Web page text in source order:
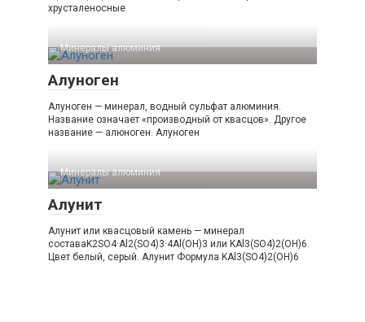
хрусталеносные
Минералы алюминия‎
Алуноген
Алуноген — минерал, водный сульфат алюминия.
Название означает «производный от квасцов». Другое
название — алюноген. Алуноген
Минералы алюминия‎
Алунит
Алунит или квасцовый камень — минерал
составаK2SO4·Al2(SO4)3·4Al(OH)3 или KAl3(SO4)2(OH)6.
Цвет белый, серый. Алунит Формула KAl3(SO4)2(OH)6